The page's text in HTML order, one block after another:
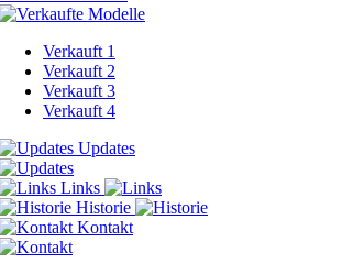
Verkauft 1
Verkauft 2
Verkauft 3
Verkauft 4